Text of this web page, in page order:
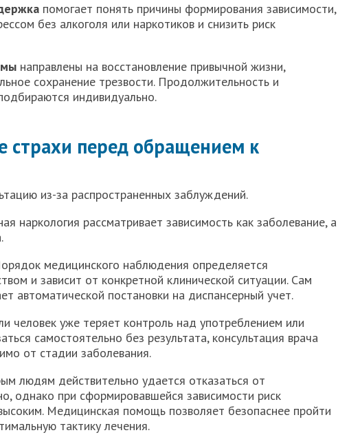
помогает понять причины формирования зависимости,
без алкоголя или наркотиков и снизить риск
направлены на восстановление привычной жизни,
сохранение трезвости. Продолжительность и
индивидуально.
страхи перед обращением к
из-за распространенных заблуждений.
наркология рассматривает зависимость как заболевание, а
медицинского наблюдения определяется
и зависит от конкретной клинической ситуации. Сам
автоматической постановки на диспансерный учет.
человек уже теряет контроль над употреблением или
самостоятельно без результата, консультация врача
от стадии заболевания.
людям действительно удается отказаться от
однако при сформировавшейся зависимости риск
Медицинская помощь позволяет безопаснее пройти
тактику лечения.